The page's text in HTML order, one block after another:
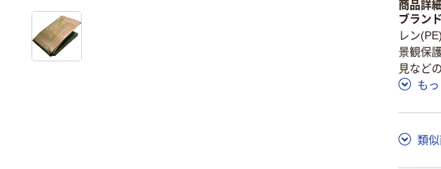
商品詳細
ブラン
レン
景観保
見など
も
類